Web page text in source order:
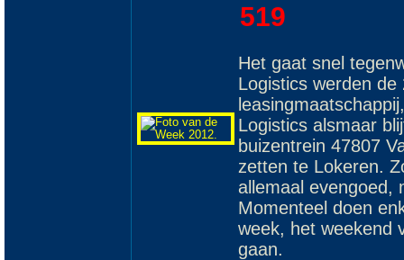
519
Het gaat snel
Logistics werden
Logistics alsmaar
buizentrein 47807
zetten te Lokeren.
allemaal evengoed,
Momenteel doen
week, het weekend
gaan.